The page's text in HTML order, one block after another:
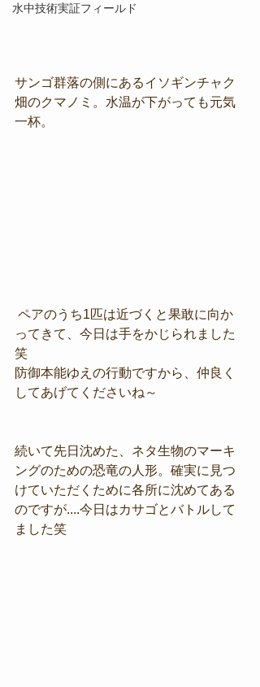
水中技術実証フィールド
サンゴ群落の側にあるイソギンチャク
畑のクマノミ。水温が下がっても元気
一杯。
ってきて、今日は手をかじられました
笑
防御本能ゆえの行動ですから、仲良く
してあげてくださいね～
続いて先日沈めた、ネタ生物のマーキ
ングのための恐竜の人形。確実に見つ
けていただくために各所に沈めてある
のですが....今日はカサゴとバトルして
ました笑